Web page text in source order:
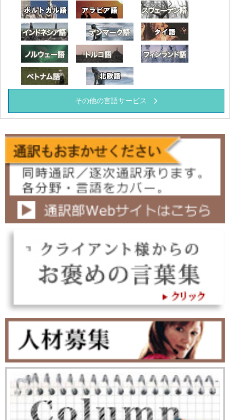
ポルトガル語 アラビア語
インドネシア語 デンマーク語
ノルウェー語 トルコ語
ベトナム語
その他の言語サービス